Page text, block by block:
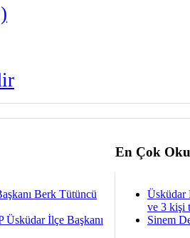
En Çok
Berk Tütüncü
Üsküdar İlçe Başkanı
Üsküdar
ve 3 kişi
Sinem